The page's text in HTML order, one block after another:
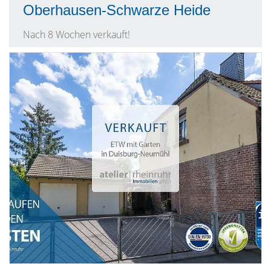
Oberhausen-Schwarze Heide
Nach 8 Wochen verkauft!